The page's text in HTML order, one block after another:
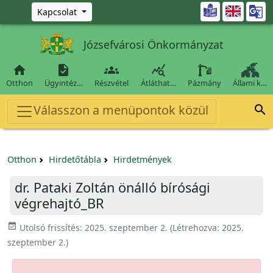
Ugrás a fő tartalomra
Kapcsolat 
Józsefvárosi Önkormányzat

Otthon

Ügyintéz…

Részvétel

Átláthat… Pázmány Állami k…
Válasszon a menüpontok közül 
Otthon Hirdetőtábla Hirdetmények
dr. Pataki Zoltán önálló bírósági
végrehajtó_BR
event_available Utolsó frissítés: 2025. szeptember 2. (Létrehozva: 2025.
szeptember 2.)